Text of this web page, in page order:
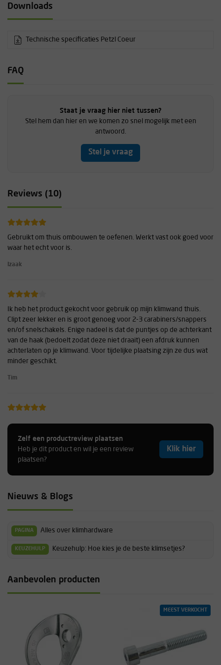
Downloads
Technische specificaties Petzl Coeur
FAQ
Staat je vraag hier niet tussen?
Stel hem dan hier en we komen zo snel mogelijk met een
antwoord.
Stel je vraag
Reviews (10)
Gebruikt om thuis ombouwen te oefenen. Werkt vast ook goed voor
waar het echt voor is.
Izaak
Ik heb het product gekocht voor gebruik op mijn klimwand thuis.
Clipt zeer lekker en is groot genoeg voor 2-3 carabiners/snappers
en/of snelschakels. Enige nadeel is dat de puntjes op de achterkant
van de haak (bedoelt zodat deze niet draait) een afdruk kunnen
achterlaten op je klimwand. Voor tijdelijke plaatsing zijn ze dus wat
minder geschikt.
Tim
Mooie prijs voor de Petzl coeur. In het verleden al veel gebruikt bij
ondanks de jaarlijkse monsoon daar, geen roestvorming.
Harry
voor veilig werken 3 maal duurder.
Perfect! voelt goed ! ik vertrouw er mijn gewicht volledig op, en zelfs
met mijn partner samen echt makkelijk in springen.. ik kan me
voorstellen dat dit als valbeveiliging zekeren zou!
Zelf een productreview plaatsen
Heb je dit product en wil je een review
plaatsen?
Klik hier
Nieuws & Blogs
PAGINA Alles over klimhardware
KEUZEHULP Keuzehulp: Hoe kies je de beste klimsetjes?
Aanbevolen producten
MEEST VERKOCHT